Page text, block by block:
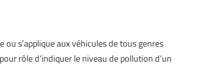
ou s’applique aux véhicules de tous genres
rôle d’indiquer le niveau de pollution d’un